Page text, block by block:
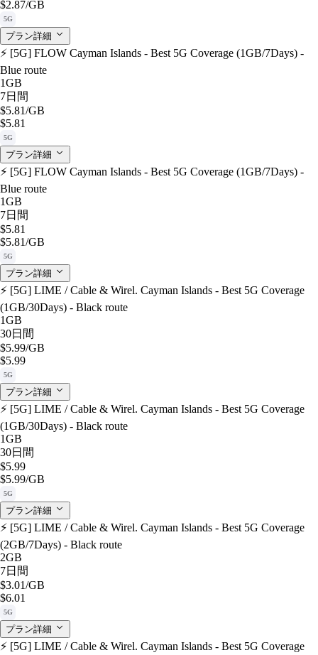
$2.87/GB
5G
プラン詳細
⚡️ [5G] FLOW Cayman Islands - Best 5G Coverage (1GB/7Days) -
Blue route
1GB
7日間
$5.81/GB
$5.81
5G
プラン詳細
⚡️ [5G] FLOW Cayman Islands - Best 5G Coverage (1GB/7Days) -
Blue route
1GB
7日間
$5.81
$5.81/GB
5G
プラン詳細
⚡️ [5G] LIME / Cable & Wirel. Cayman Islands - Best 5G Coverage
(1GB/30Days) - Black route
1GB
30日間
$5.99/GB
$5.99
5G
プラン詳細
⚡️ [5G] LIME / Cable & Wirel. Cayman Islands - Best 5G Coverage
(1GB/30Days) - Black route
1GB
30日間
$5.99
$5.99/GB
5G
プラン詳細
⚡️ [5G] LIME / Cable & Wirel. Cayman Islands - Best 5G Coverage
(2GB/7Days) - Black route
2GB
7日間
$3.01/GB
$6.01
5G
プラン詳細
⚡️ [5G] LIME / Cable & Wirel. Cayman Islands - Best 5G Coverage